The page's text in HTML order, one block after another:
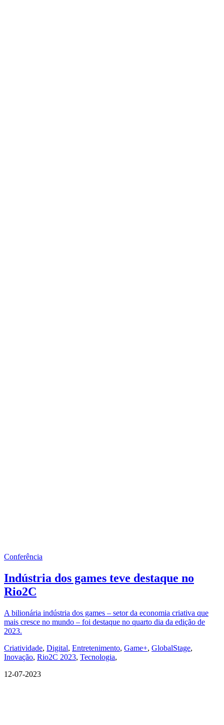
Conferência
Indústria dos games teve destaque no
Rio2C
A bilionária indústria dos games – setor da economia criativa que
mais cresce no mundo – foi destaque no quarto dia da edição de
2023.
Criatividade, Digital, Entretenimento, Game+, GlobalStage,
Inovação, Rio2C 2023, Tecnologia,
12-07-2023